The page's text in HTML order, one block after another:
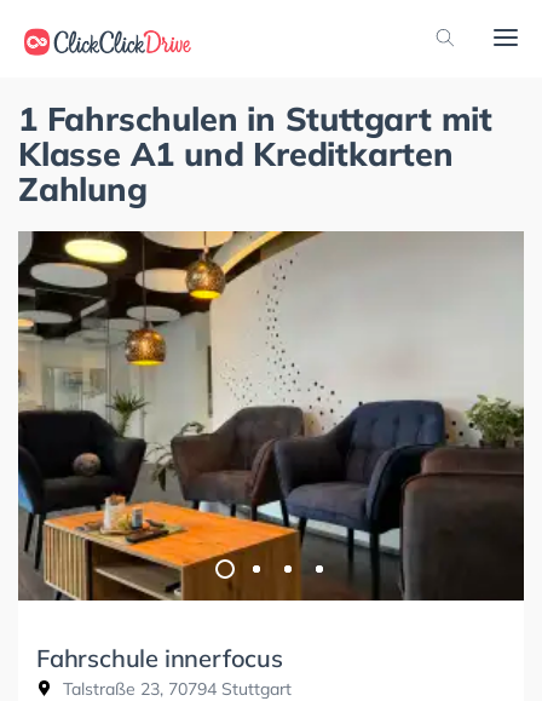
1 Fahrschulen in Stuttgart mit
Klasse A1 und Kreditkarten
Zahlung
Fahrschule innerfocus
Talstraße 23, 70794 Stuttgart